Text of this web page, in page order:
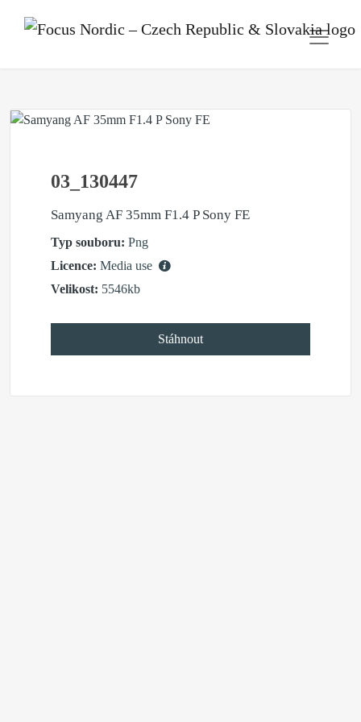
03_130447
Samyang AF 35mm F1.4 P Sony FE
Typ souboru: Png
Licence: Media use
Velikost: 5546kb
Stáhnout